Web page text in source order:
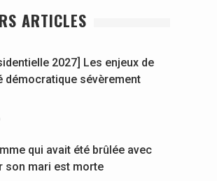
ARTICLES
2027] Les enjeux de
démocratique sévèrement
qui avait été brûlée avec
son mari est morte